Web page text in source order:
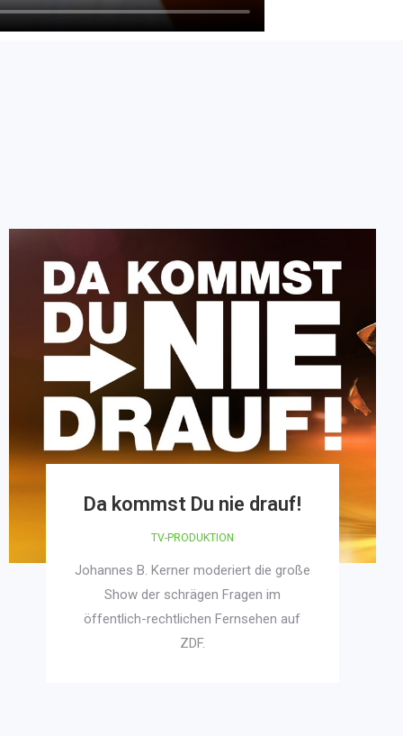
Da kommst Du nie drauf!
TV-PRODUKTION
Johannes B. Kerner moderiert die große
Show der schrägen Fragen im
öffentlich-rechtlichen Fernsehen auf
ZDF.